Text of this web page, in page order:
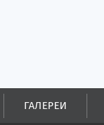
ГАЛЕРЕИ